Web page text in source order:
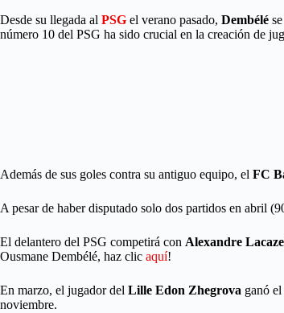
Desde su llegada al PSG el verano pasado, Dembélé
número 10 del PSG ha sido crucial en la creación de
Además de sus goles contra su antiguo equipo, el FC
A pesar de haber disputado solo dos partidos en abril
El delantero del PSG competirá con Alexandre
Ousmane Dembélé, haz clic aquí!
En marzo, el jugador del Lille Edon Zhegrova ganó
noviembre.